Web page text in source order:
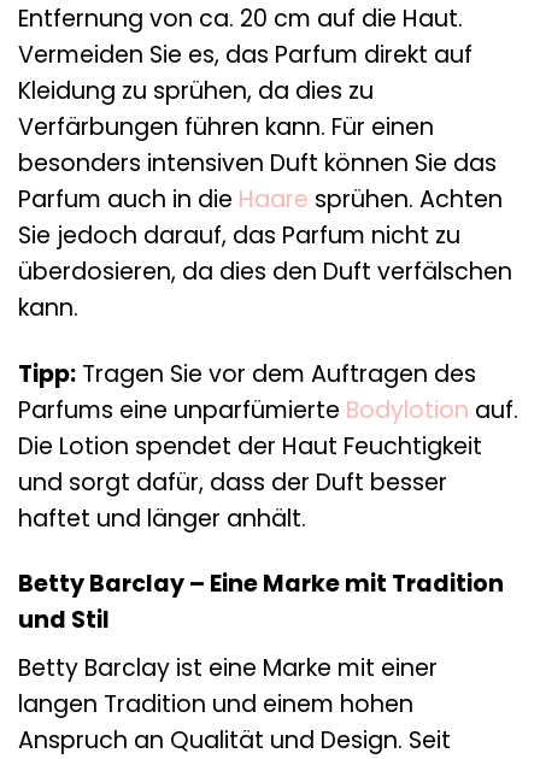
Entfernung von ca. 20 cm auf die Haut.
Vermeiden Sie es, das Parfum direkt auf
Kleidung zu sprühen, da dies zu
Verfärbungen führen kann. Für einen
besonders intensiven Duft können Sie das
Parfum auch in die Haare sprühen. Achten
Sie jedoch darauf, das Parfum nicht zu
überdosieren, da dies den Duft verfälschen
kann.
Tipp: Tragen Sie vor dem Auftragen des
Parfums eine unparfümierte Bodylotion auf.
Die Lotion spendet der Haut Feuchtigkeit
und sorgt dafür, dass der Duft besser
haftet und länger anhält.
Betty Barclay – Eine Marke mit Tradition
und Stil
Betty Barclay ist eine Marke mit einer
langen Tradition und einem hohen
Anspruch an Qualität und Design. Seit